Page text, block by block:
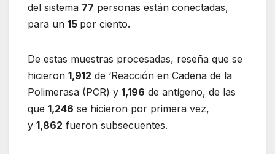
del sistema 77 personas están conectadas,
para un 15 por ciento.
De estas muestras procesadas, reseña que se
hicieron 1,912 de ‘Reacción en Cadena de la
Polimerasa (PCR) y 1,196 de antígeno, de las
que 1,246 se hicieron por primera vez,
y 1,862 fueron subsecuentes.